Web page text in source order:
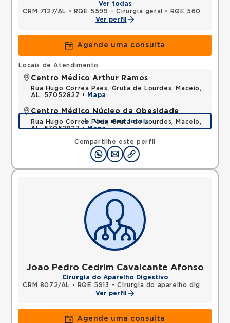
Ver todas
CRM 7127/AL • RQE 5599 - Cirurgia geral •
RQE 5600 - Cirurgia do aparelho digestivo
Ver perfil
Agende uma consulta
Compartilhe este perfil
Locais de Atendimento
Centro Médico Arthur Ramos
Rua Hugo Correa Paes, Gruta de Lourdes, Maceio,
AL, 57052827 •
Mapa
Centro Médico Núcleo da Obesidade
Rua Hugo Correa Paes, Gruta de Lourdes, Maceio,
AL, 57052827 •Mapa
Veja mais locais
Joao Pedro Cedrim Cavalcante Afonso
Cirurgia do Aparelho Digestivo
CRM 8072/AL • RQE 5913 - Cirurgia do aparelho digestivo
Ver perfil
Agende uma consulta